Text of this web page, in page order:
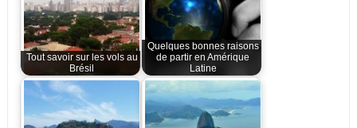
Tout savoir sur les vols au
Brésil
Quelques bonnes raisons
de partir en Amérique
Latine